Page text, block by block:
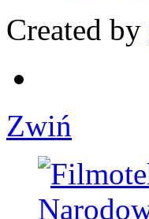
Created by
Zwiń